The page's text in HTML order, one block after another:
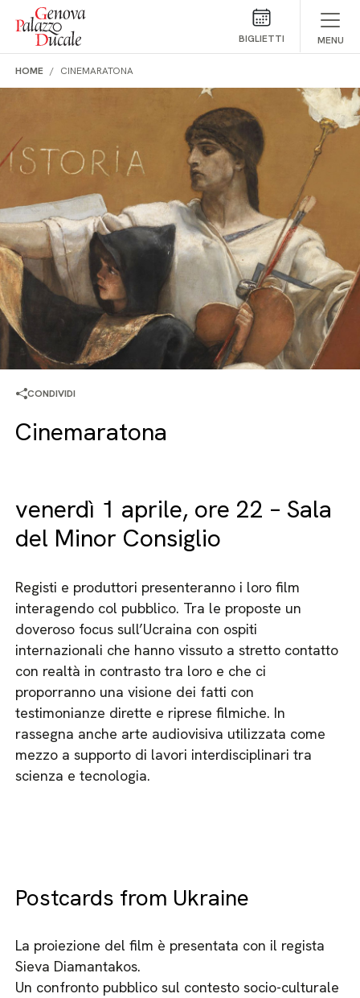
Salta al contenuto
BIGLIETTI MENU
HOME CINEMARATONA
CONDIVIDI
Cinemaratona
venerdì 1 aprile, ore 22 – Sala
del Minor Consiglio
Registi e produttori presenteranno i loro film
interagendo col pubblico. Tra le proposte un
doveroso focus sull’Ucraina con ospiti
internazionali che hanno vissuto a stretto contatto
con realtà in contrasto tra loro e che ci
proporranno una visione dei fatti con
testimonianze dirette e riprese filmiche. In
rassegna anche arte audiovisiva utilizzata come
mezzo a supporto di lavori interdisciplinari tra
scienza e tecnologia.
Postcards from Ukraine
La proiezione del film è presentata con il regista
Sieva Diamantakos.
Un confronto pubblico sul contesto socio-culturale